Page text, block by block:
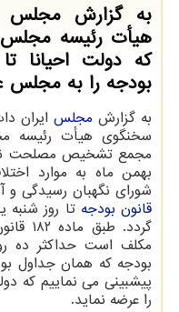
به گزارش مجلس
هیأت رئیسه مجلس
که دولت احیانا
بودجه را به مجلس
به گزارش مجلس ایران
سخنگوی هیأت رئیسه
مجمع تشخیص مصلحت
بهمن ماه به موارد
شورای نگهبان رسیدگی و
قانون بودجه تا روز شنبه
مکلف است حداکثر ده
بودجه که همان جداول
پیشبینی می نماییم که
را عرضه نماید.